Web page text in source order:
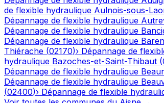
de flexible hydraulique Aulnois-sous-
Dépannage de flexible hydraulique
Dépannage de flexible hydraulique
Dépannage de flexible hydraulique
Thiérache (02170)› Dépannage de
hydraulique Bazoches-et-Saint-Thibaut (
Dépannage de flexible hydraulique
Dépannage de flexible hydraulique
(02400)› Dépannage de flexible